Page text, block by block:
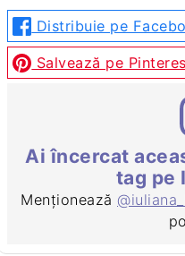
Distribuie pe
Salvează pe
Ai încercat
tag pe
Menționează